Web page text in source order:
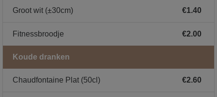
Groot wit (±30cm) €1.40
Fitnessbroodje €2.00
Koude dranken
Chaudfontaine Plat (50cl) €2.60